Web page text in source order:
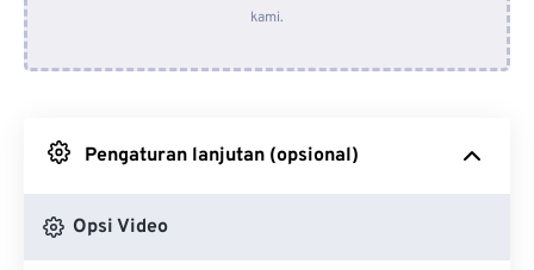
Dari Dropbox
kami.
Pengaturan lanjutan (opsional)
Opsi Video